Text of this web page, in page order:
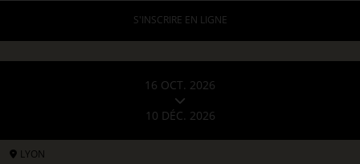
S'INSCRIRE EN LIGNE
16 OCT. 2026
10 DÉC. 2026
LYON